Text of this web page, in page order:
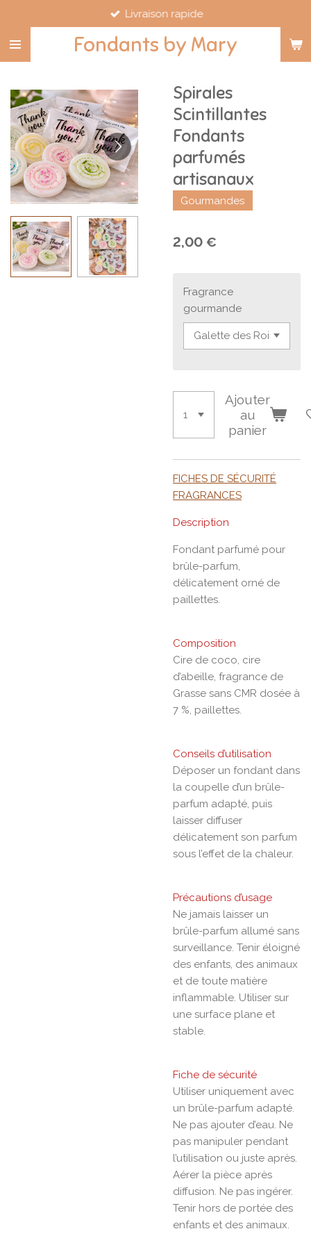
contenu
principal
Fondants by Mary
Livraison rapide
Spirales
Scintillantes
Fondants
parfumés
artisanaux
Gourmandes
2,00 €
Fragrance
gourmande
Ajouter
au
panier
FICHES DE SÉCURITÉ
FRAGRANCES
Description
Fondant parfumé pour
brûle-parfum,
délicatement orné de
paillettes.
Composition
Cire de coco, cire
d’abeille, fragrance de
Grasse sans CMR dosée à
7 %, paillettes.
Conseils d’utilisation
Déposer un fondant dans
la coupelle d’un brûle-
parfum adapté, puis
laisser diffuser
délicatement son parfum
sous l’effet de la chaleur.
Précautions d’usage
Ne jamais laisser un
brûle-parfum allumé sans
surveillance. Tenir éloigné
des enfants, des animaux
et de toute matière
inflammable. Utiliser sur
une surface plane et
stable.
Fiche de sécurité
Utiliser uniquement avec
un brûle-parfum adapté.
Ne pas ajouter d’eau. Ne
pas manipuler pendant
l’utilisation ou juste après.
Aérer la pièce après
diffusion. Ne pas ingérer.
Tenir hors de portée des
enfants et des animaux.